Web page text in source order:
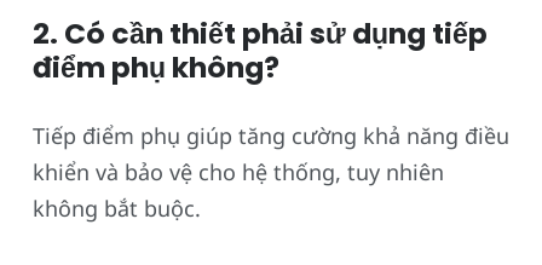
2. Có cần thiết phải sử dụng tiếp
điểm phụ không?
Tiếp điểm phụ giúp tăng cường khả năng điều
khiển và bảo vệ cho hệ thống, tuy nhiên
không bắt buộc.